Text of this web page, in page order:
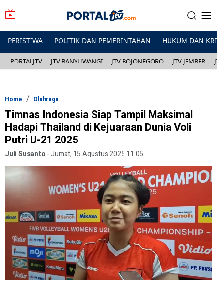
PERISTIWA POLITIK DAN PEMERINTAHAN HUKUM DAN
PORTALJTV JTV BANYUWANGI JTV BOJONEGORO JTV JEMBER
Home Olahraga
Timnas Indonesia Siap Tampil Maksimal
Hadapi Thailand di Kejuaraan Dunia Voli
Putri U-21 2025
Juli Susanto -Jumat, 15 Agustus 2025 11:05